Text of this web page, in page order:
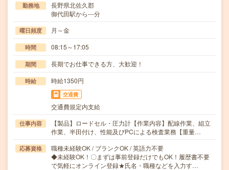
勤務地
長野県北佐久郡
御代田駅から---分
曜日頻度 月～金
時間 08:15～17:05
期間 長期でお仕事できる方、大歓迎！
時給 時給1350円
交通費
交通費規定内支給
仕事内容
【製品】ロードセル・圧力計【作業内容】配線作業、組立
作業、半田付け、性能及びPCによる検査業務【重量…
応募資格
職種未経験OK / ブランクOK / 英語力不要
◆未経験OK！〇まずは事前登録だけでもOK！履歴書不要
で気軽にオンライン登録★氏名・職種などを入力す…